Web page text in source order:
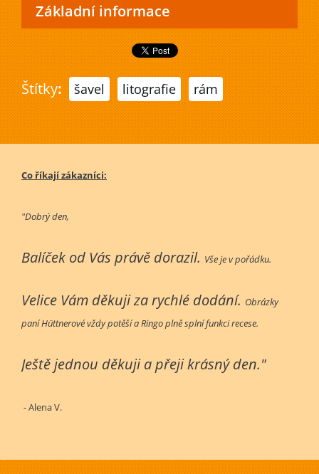
Základní informace
Štítky: šavel litografie rám
Co říkají zákazníci:
"Dobrý den,
Balíček od Vás právě dorazil. Vše je v pořádku.
Velice Vám děkuji za rychlé dodání. Obrázky
paní Hüttnerové vždy potěší a Ringo plně splní funkci recese.
Ještě jednou děkuji a přeji krásný den."
- Alena V.